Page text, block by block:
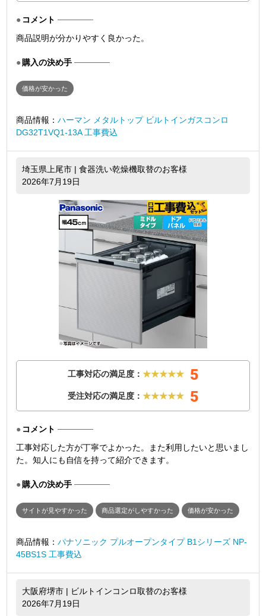
コメント
商品説明が分かりやすく良かった。
購入の決め手
価格が安かった
商品情報： ハーマン メタルトップ ビルトインガスコンロ
DG32T1VQ1-13A 工事費込
埼玉県上尾市 | 食器洗い乾燥機取替のお客様
2026年7月19日
工事対応の満足度： ★★★★★ 5
受注対応の満足度： ★★★★★ 5
コメント
工事対応した方が丁寧でよかった。また利用したいと思いまし
た。知人にも自信を持って紹介できます。
購入の決め手
サイトが見やすかった 商品選定がしやすかった 価格が安かった
商品情報： パナソニック プルオープンタイプ B1シリーズ NP-
45BS1S 工事費込
大阪府堺市 | ビルトインコンロ取替のお客様
2026年7月19日